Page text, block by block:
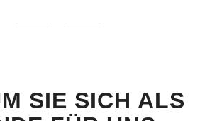
SIE SICH ALS